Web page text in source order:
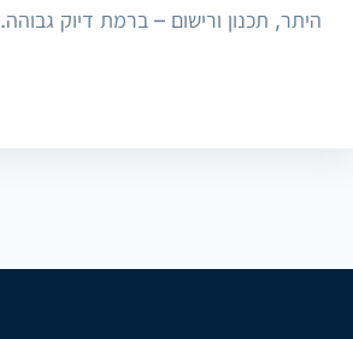
היתר, תכנון ורישום – ברמת דיוק גבוהה.